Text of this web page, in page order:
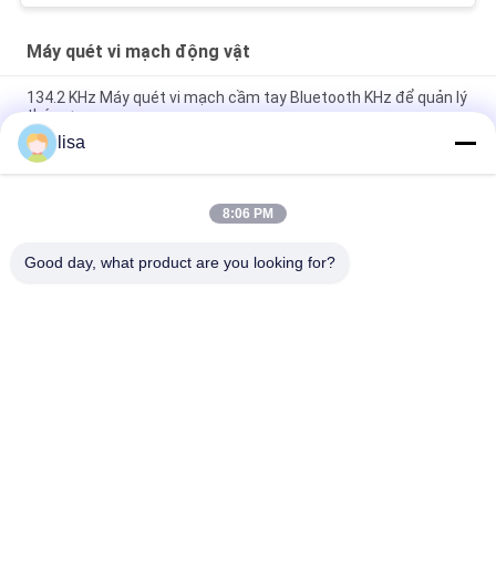
Máy quét vi mạch động vật
134.2 KHz Máy quét vi mạch cầm tay Bluetooth KHz để quản lý
thú cưng
RFID Reader For Animal ID chip động vật PT290 UHF máy quét
microchip động vật
Đầu đọc thẻ tai RFID tầm xa PT290 Chống nước IP66 134.2KHz
lisa
8:06 PM
Good day, what product are you looking for?